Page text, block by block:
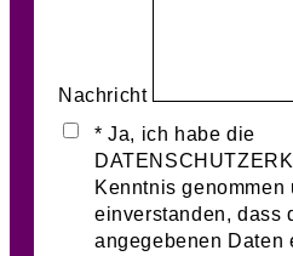
Nachricht
* Ja, ich habe die
Kenntnis genommen
einverstanden, dass
angegebenen Daten